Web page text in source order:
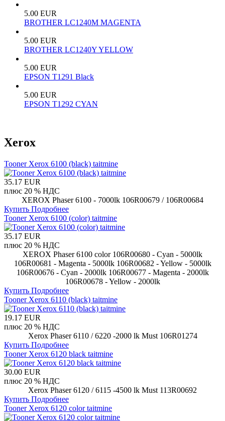
5.00 EUR
BROTHER LC1240M MAGENTA
5.00 EUR
BROTHER LC1240Y YELLOW
5.00 EUR
EPSON T1291 Black
5.00 EUR
EPSON T1292 CYAN
Xerox
Tooner Xerox 6100 (black) taitmine
35.17 EUR
плюс 20 % НДС
XEROX Phaser 6100 - 7000lk 106R00679 / 106R00684
Купить Подробнее
Tooner Xerox 6100 (color) taitmine
35.17 EUR
плюс 20 % НДС
XEROX Phaser 6100 color 106R00680 - Cyan - 5000lk
106R00681 - Magenta - 5000lk 106R00682 - Yellow - 5000lk
106R00676 - Cyan - 2000lk 106R00677 - Magenta - 2000lk
106R00678 - Yellow - 2000lk
Купить Подробнее
Tooner Xerox 6110 (black) taitmine
19.17 EUR
плюс 20 % НДС
Xerox Phaser 6110 / 6220 -2000 lk Must 106R01274
Купить Подробнее
Tooner Xerox 6120 black taitmine
30.00 EUR
плюс 20 % НДС
Xerox Phaser 6120 / 6115 -4500 lk Must 113R00692
Купить Подробнее
Tooner Xerox 6120 color taitmine